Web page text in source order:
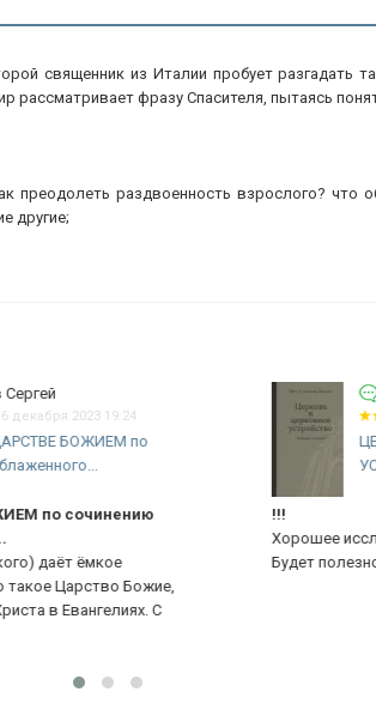
священник из Италии пробует разгадать
рассматривает фразу Спасителя, пытаясь
раздвоенность взрослого? что
другие;
Саркисов Давид Левонович
14 июля 2023 10:46
И ЦЕРКОВНОЕ
Сборник статей....
восточной экклесиологии.
всем, кто интересуется учением о церкви